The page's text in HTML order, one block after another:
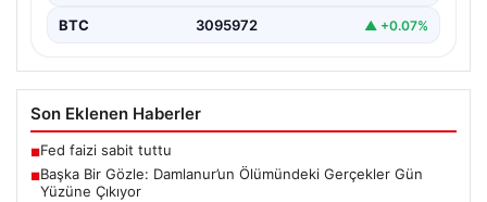
BTC 3095972 ▲ +0.07%
Son Eklenen Haberler
■Fed faizi sabit tuttu
■Başka Bir Gözle: Damlanur’un Ölümündeki Gerçekler Gün
Yüzüne Çıkıyor